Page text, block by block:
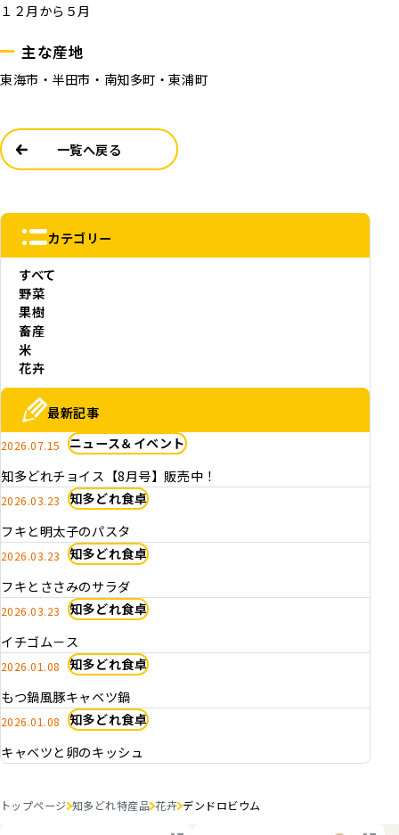
１２月から５月
主な産地
東海市・半田市・南知多町・東浦町
一覧へ戻る
カテゴリー
すべて
野菜
果樹
畜産
米
花卉
最新記事
2026.07.15 ニュース＆イベント
知多どれチョイス【8月号】販売中！
2026.03.23 知多どれ食卓
フキと明太子のパスタ
2026.03.23 知多どれ食卓
フキとささみのサラダ
2026.03.23 知多どれ食卓
イチゴム－ス
2026.01.08 知多どれ食卓
もつ鍋風豚キャベツ鍋
2026.01.08 知多どれ食卓
キャベツと卵のキッシュ
トップページ 知多どれ特産品 花卉 デンドロビウム